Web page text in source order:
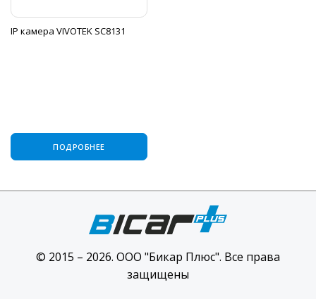
IP камера VIVOTEK SC8131
ПОДРОБНЕЕ
© 2015 – 2026. ООО "Бикар Плюс". Все права
защищены